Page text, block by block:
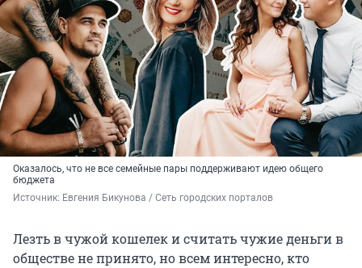
Оказалось, что не все семейные пары поддерживают идею общего
бюджета
Источник: Евгения Бикунова / Сеть городских порталов
Лезть в чужой кошелек и считать чужие деньги в
обществе не принято, но всем интересно, кто